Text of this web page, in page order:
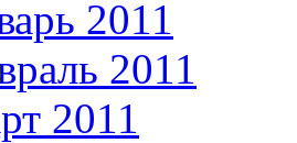
2011
2011
2011